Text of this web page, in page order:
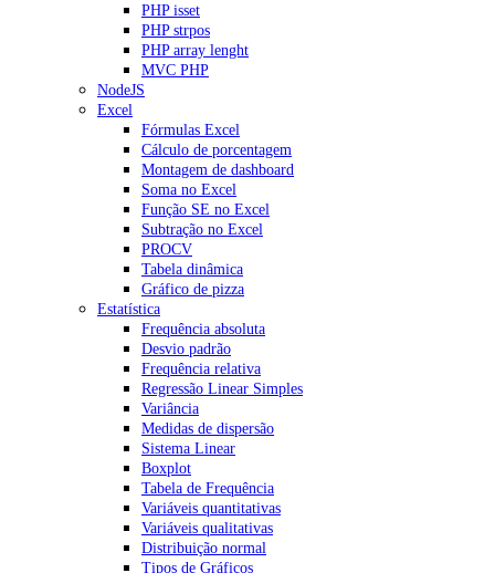
PHP isset
PHP strpos
PHP array lenght
MVC PHP
NodeJS
Excel
Fórmulas Excel
Cálculo de porcentagem
Montagem de dashboard
Soma no Excel
Função SE no Excel
Subtração no Excel
PROCV
Tabela dinâmica
Gráfico de pizza
Estatística
Frequência absoluta
Desvio padrão
Frequência relativa
Regressão Linear Simples
Variância
Medidas de dispersão
Sistema Linear
Boxplot
Tabela de Frequência
Variáveis quantitativas
Variáveis qualitativas
Distribuição normal
Tipos de Gráficos